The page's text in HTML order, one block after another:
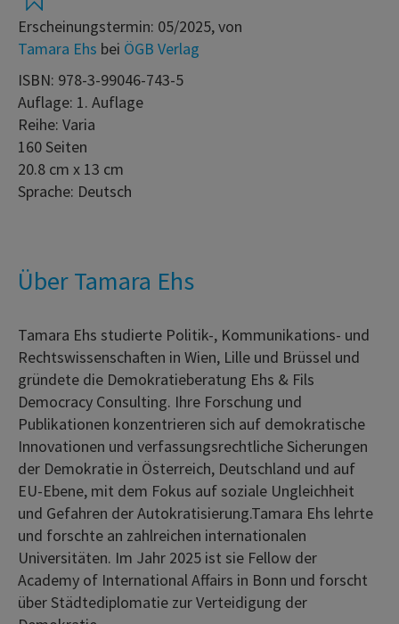
Erscheinungstermin: 05/2025, von
Tamara Ehs bei ÖGB Verlag
ISBN: 978-3-99046-743-5
Auflage: 1. Auflage
Reihe: Varia
160 Seiten
20.8 cm x 13 cm
Sprache: Deutsch
Über Tamara Ehs
Tamara Ehs studierte Politik-, Kommunikations- und
Rechtswissenschaften in Wien, Lille und Brüssel und
gründete die Demokratieberatung Ehs & Fils
Democracy Consulting. Ihre Forschung und
Publikationen konzentrieren sich auf demokratische
Innovationen und verfassungsrechtliche Sicherungen
der Demokratie in Österreich, Deutschland und auf
EU-Ebene, mit dem Fokus auf soziale Ungleichheit
und Gefahren der Autokratisierung.Tamara Ehs lehrte
und forschte an zahlreichen internationalen
Universitäten. Im Jahr 2025 ist sie Fellow der
Academy of International Affairs in Bonn und forscht
über Städtediplomatie zur Verteidigung der